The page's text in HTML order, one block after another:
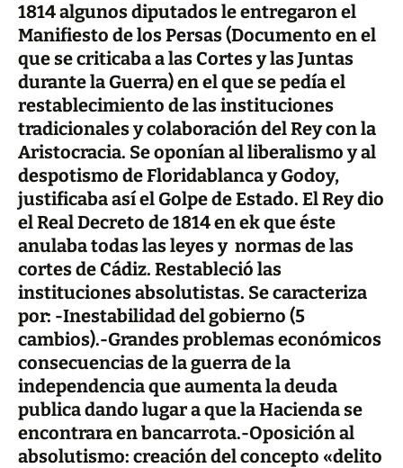
1814 algunos diputados le entregaron el
Manifiesto de los Persas (Documento en el
que se criticaba a lasCortes y las Juntas
durante la Guerra) en el que se pedía el
restablecimiento de las instituciones
tradicionales y colaboración del Rey con la
Aristocracia. Se oponían al liberalismo y al
despotismo de Floridablanca y Godoy,
justificaba así el Golpe de Estado. El Rey dio
el Real Decreto de 1814 en ek que éste
anulaba todas las leyes y normas de las
cortes de Cádiz. Restableció las
instituciones absolutistas. Se caracteriza
por: -Inestabilidad delgobierno (5
cambios).-Grandes problemas económicos
consecuencias de la guerra de la
independencia que aumenta la deuda
publica dando lugar a que la Hacienda se
encontrara en bancarrota.-Oposición al
absolutismo: creación del concepto «delito